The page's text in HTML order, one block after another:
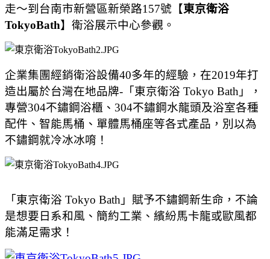
走～到台南市新營區新榮路157號【東京衛浴
TokyoBath】衛浴展示中心參觀。
企業集團經銷衛浴設備40多年的經驗， 在2019年打
造出屬於台灣在地品牌- 「東京衛浴 Tokyo Bath」，
專營304不鏽鋼浴櫃、304不鏽鋼水龍頭及浴室各種
配件、智能馬桶、單體馬桶座等各式產品，別以為
不鏽鋼就冷冰冰唷！
「東京衛浴 Tokyo Bath」賦予不鏽鋼新生命，不論
是想要日系和風、簡約工業、繽紛馬卡龍或歐風都
能滿足需求！